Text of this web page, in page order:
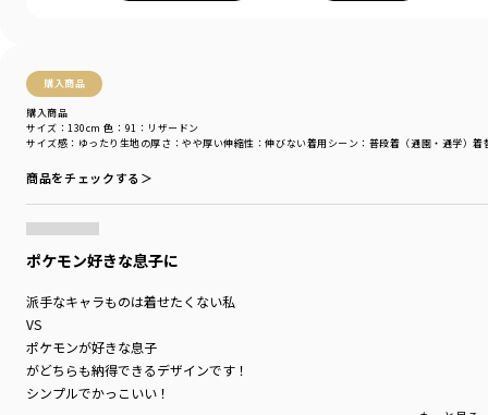
購入商品
購入商品
サイズ感 ：ゆったり 生地の厚さ ：やや厚い伸縮性 ：伸びない着用シーン ：普段着（通園・通学）着
サイズ：130cm 色：91：リザードン
商品をチェックする＞
ポケモン好きな息子に
派手なキャラものは着せたくない私
VS
ポケモンが好きな息子
がどちらも納得できるデザインです！
シンプルでかっこいい！